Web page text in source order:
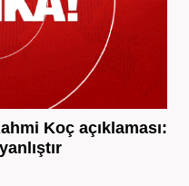
Koç açıklaması: